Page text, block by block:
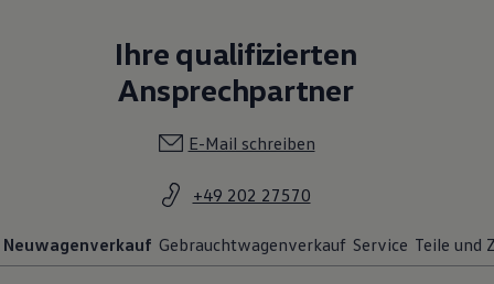
Ihre qualifizierten
Ansprechpartner
E-Mail schreiben
+49 202 27570
Neuwagenverkauf Gebrauchtwagenverkauf Service Teile und